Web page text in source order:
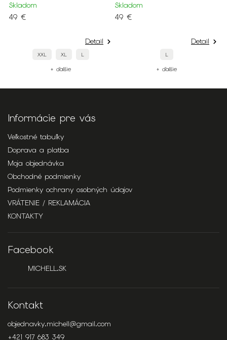
Skladom
49 €
Detail
XXL XL L
+ ďalšie
Skladom
49 €
Detail
L
+ ďalšie
Informácie pre vás
Veľkostné tabuľky
Doprava a platba
Moja objednávka
Obchodné podmienky
Podmienky ochrany osobných údajov
VRÁTENIE / REKLAMÁCIA
KONTAKTY
Facebook
MICHELL.SK
Kontakt
objednavky.michell@gmail.com
+421 917 683 349